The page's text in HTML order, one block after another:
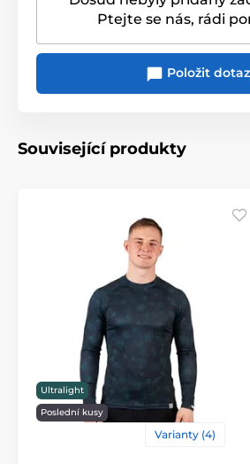
Ptejte se nás, rádi
Položit dotaz
Související produkty
Ultralight
Poslední kusy
Varianty (4)